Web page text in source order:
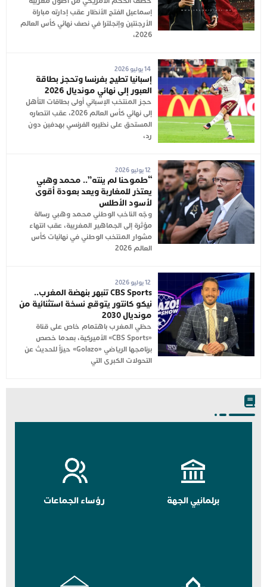
إسماعيل الفتح الأنظار عقب إدارته مباراة
الأرجنتين وإنجلترا في نصف نهائي كأس العالم
2026،
14 يوليو 2026
إسبانيا تطيح بفرنسا وتحجز بطاقة
العبور إلى نهائي مونديال 2026
حجز المنتخب الإسباني أولى بطاقات التأهل
إلى نهائي كأس العالم 2026، عقب انتصاره
المستحق على نظيره الفرنسي بهدفين دون
رد،
12 يوليو 2026
“طموحنا لم ينته”.. محمد وهبي
يعتذر للمغاربة ويعد بعودة أقوى
لأسود الأطلس
وجّه الناخب الوطني محمد وهبي رسالة
مؤثرة إلى الجماهير المغربية، عقب انتهاء
مشوار المنتخب الوطني في نهائيات كأس
العالم 2026
12 يوليو 2026
CBS Sports تنبهر بنهضة المغرب..
نيكو كانتور يتوقع نسخة استثنائية من
مونديال 2030
حظي المغرب باهتمام خاص على قناة
«CBS Sports» الأميركية، بعدما خصص
برنامجها الرياضي «Golazo» حيزاً للحديث عن
التحولات الكبرى التي
برلمانيي الجهة رؤساء الجماعات